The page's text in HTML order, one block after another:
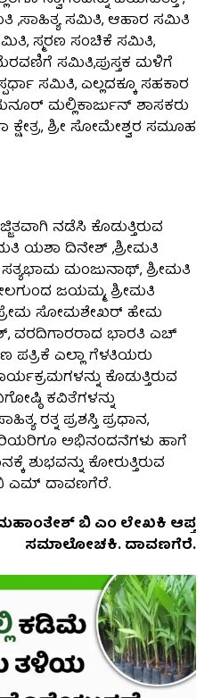
,ಸಾಹಿತ್ಯ ಸಮಿತಿ, ಆಹಾರ ಸಮಿತಿ
ಸ್ಮರಣ ಸಂಚಿಕೆ ಸಮಿತಿ,
ಸಮಿತಿ,ಪುಸ್ತಕ ಮಳಿಗೆ
ಸಮಿತಿ, ಎಲ್ಲದಕ್ಕೂ ಸಹಕಾರ
ಮಲ್ಲಿಕಾರ್ಜುನ್ ಶಾಸಕರು
ಶ್ರೀ ಸೋಮೇಶ್ವರ ಸಮೂಹ
ನಡೆಸಿ ಕೊಡುತ್ತಿರುವ
ಯಶಾ ದಿನೇಶ್ ,ಶ್ರೀಮತಿ
ಸತ್ಯಭಾಮ ಮಂಜುನಾಥ್, ಶ್ರೀಮತಿ
ಜಯಮ್ಮ, ಶ್ರೀಮತಿ
ಸೋಮಶೇಖರ್ ಹೇಮ
ವರದಿಗಾರರಾದ ಭಾರತಿ ಎಚ್
ಪತ್ರಿಕೆ ಎಲ್ಲಾ ಗೆಳತಿಯರು
ಕೊಡುತ್ತಿರುವ
ಕವಿತೆಗಳನ್ನು
ರತ್ನ ಪ್ರಶಸ್ತಿ ಪ್ರಧಾನ,
ಅಭಿನಂದನೆಗಳು ಹಾಗೆ
ಶುಭವನ್ನು ಕೋರುತ್ತಿರುವ
ಎಮ್ ದಾವಣಗೆರೆ.
ಬಿ ಎಂ ಲೇಖಕಿ ಆಪ್ತ
ಸಮಾಲೋಚಕಿ. ದಾವಣಗೆರೆ.